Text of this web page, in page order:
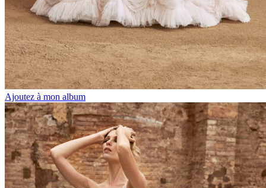
Ajoutez à mon album